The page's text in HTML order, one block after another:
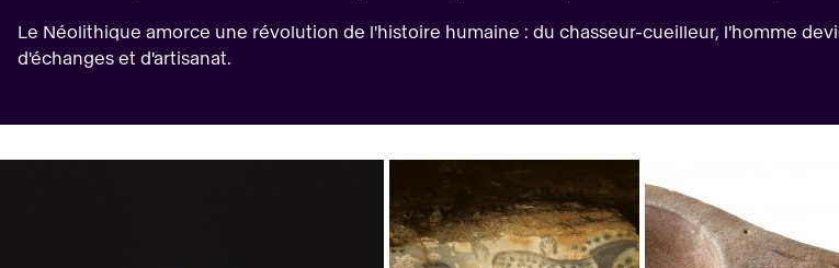
Le Néolithique amorce une révolution de l'histoire humaine : du chasseur-cueilleur, l'homme
d'échanges et d'artisanat.